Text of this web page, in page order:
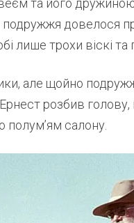
та його
подружжя довелося
лише трохи віскі та
але щойно
Ернест розбив
полум’ям салону.